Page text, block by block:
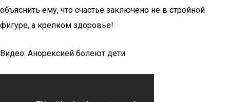
объяснить ему, что счастье заключено не в стройной
фигуре, а крепком здоровье!
Видео: Анорексией болеют дети